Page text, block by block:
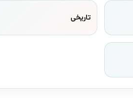
تاریخی